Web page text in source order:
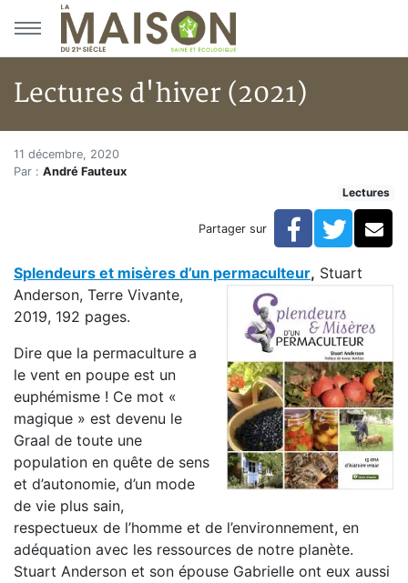
Aller au menu principal
Aller au contenu principal
Lectures d'hiver (2021)
Accueil
Articles
Développement personnel
Lectures d'hiver (2021)
11 décembre, 2020
Par : André Fauteux
Lectures
Partager sur Facebook
Splendeurs et misères d’un permaculteur, Stuart
Anderson, Terre Vivante,
2019, 192 pages.
Dire que la permaculture a
le vent en poupe est un
euphémisme ! Ce mot «
magique » est devenu le
Graal de toute une
population en quête de sens
et d’autonomie, d’un mode
de vie plus sain,
respectueux de l’homme et de l’environnement, en
adéquation avec les ressources de notre planète.
Stuart Anderson et son épouse Gabrielle ont eux aussi